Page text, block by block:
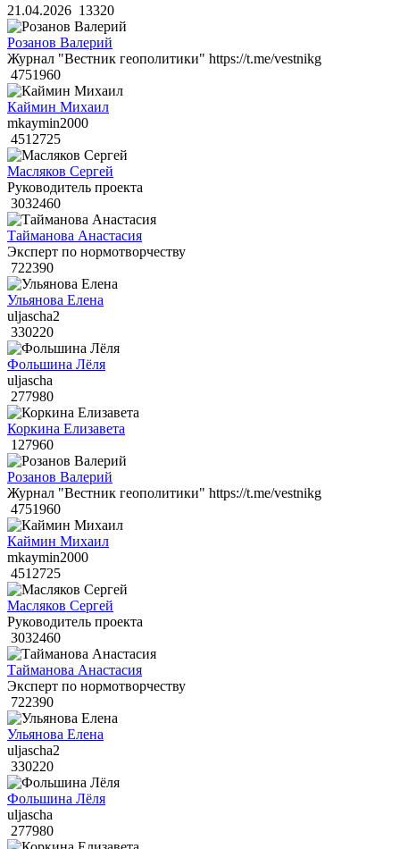
21.04.2026 13320
Розанов Валерий
Журнал "Вестник геополитики" https://t.me/vestnikg
4751960
Каймин Михаил
mkaymin2000
4512725
Масляков Сергей
Руководитель проекта
3032460
Тайманова Анастасия
Эксперт по нормотворчеству
722390
Ульянова Елена
uljascha2
330220
Фольшина Лёля
uljascha
277980
Коркина Елизавета
127960
Розанов Валерий
Журнал "Вестник геополитики" https://t.me/vestnikg
4751960
Каймин Михаил
mkaymin2000
4512725
Масляков Сергей
Руководитель проекта
3032460
Тайманова Анастасия
Эксперт по нормотворчеству
722390
Ульянова Елена
uljascha2
330220
Фольшина Лёля
uljascha
277980